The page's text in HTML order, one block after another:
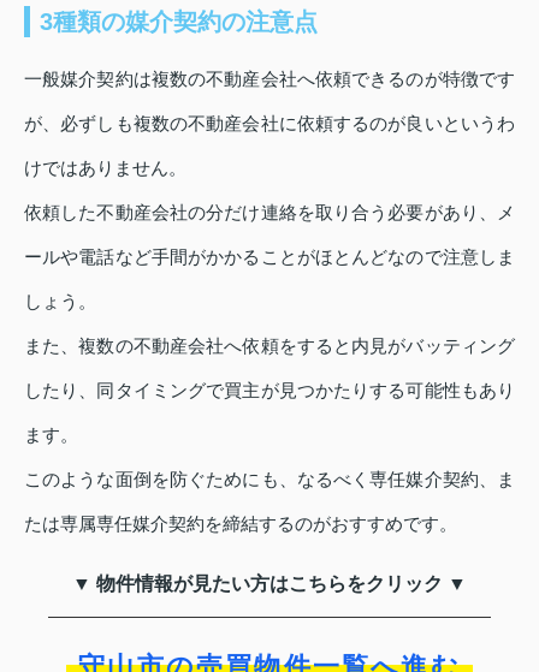
3種類の媒介契約の注意点
一般媒介契約は複数の不動産会社へ依頼できるのが特徴です
が、必ずしも複数の不動産会社に依頼するのが良いというわ
けではありません。
依頼した不動産会社の分だけ連絡を取り合う必要があり、メ
ールや電話など手間がかかることがほとんどなので注意しま
しょう。
また、複数の不動産会社へ依頼をすると内見がバッティング
したり、同タイミングで買主が見つかたりする可能性もあり
ます。
このような面倒を防ぐためにも、なるべく専任媒介契約、ま
たは専属専任媒介契約を締結するのがおすすめです。
▼ 物件情報が見たい方はこちらをクリック ▼